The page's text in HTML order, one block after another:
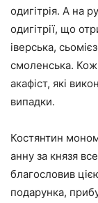
одигітрія. А на
одигітрії, що
іверська,
смоленська.
акафіст, які
випадки.
Костянтин
анну за князя
благословив
подарунка,